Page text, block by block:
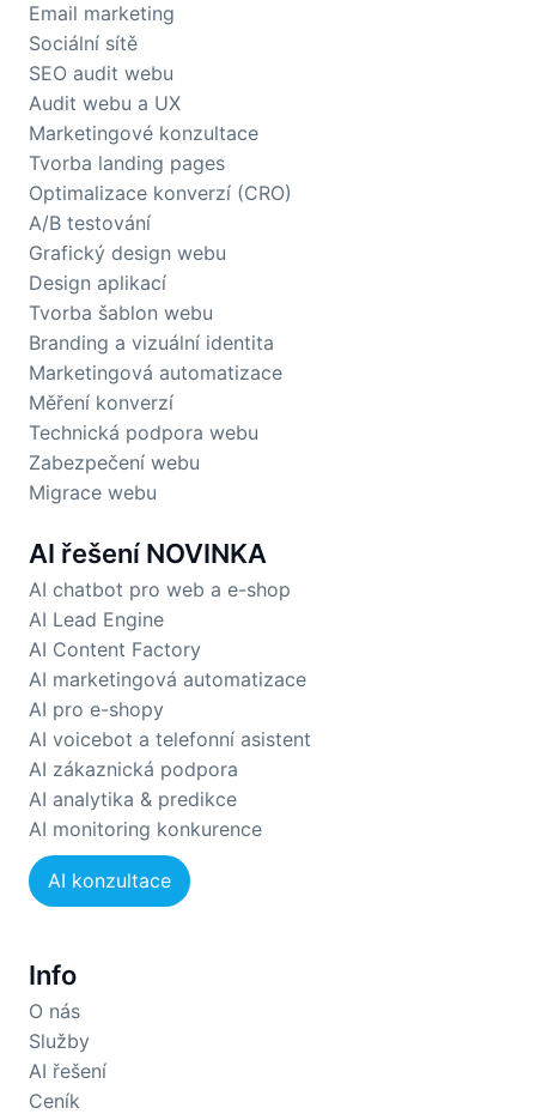
Email marketing
Sociální sítě
SEO audit webu
Audit webu a UX
Marketingové konzultace
Tvorba landing pages
Optimalizace konverzí (CRO)
A/B testování
Grafický design webu
Design aplikací
Tvorba šablon webu
Branding a vizuální identita
Marketingová automatizace
Měření konverzí
Technická podpora webu
Zabezpečení webu
Migrace webu
AI řešení NOVINKA
AI chatbot pro web a e-shop
AI Lead Engine
AI Content Factory
AI marketingová automatizace
AI pro e-shopy
AI voicebot a telefonní asistent
AI zákaznická podpora
AI analytika & predikce
AI monitoring konkurence
AI konzultace
Info
O nás
Služby
AI řešení
Ceník